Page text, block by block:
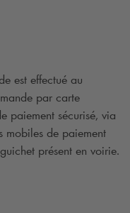
est effectué au
par carte
paiement sécurisé, via
mobiles de paiement
présent en voirie.